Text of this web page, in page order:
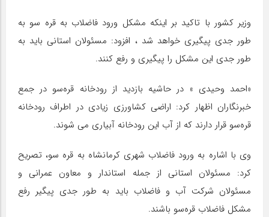
وزیر کشور با تاکید بر اینکه مشکل ورود فاضلاب به قره سو به
طور جدی پیگیری خواهد شد ، افزود: مسئولان استانی باید به
طور جدی این مشکل را پیگیری و رفع کنند.
«احمد وحیدی » در حاشیه بازدید از رودخانه قره‌سو در جمع
خبرنگاران اظهار کرد: اراضی کشاورزی زیادی در اطراف رودخانه
قره‌سو قرار دارند که از آب این رودخانه آبیاری می شوند.
وی با اشاره به ورود فاضلاب شهری کرمانشاه به قره سو، تصریح
کرد: مسئولان استانی از جمله استاندار و معاون عمرانی و
مسئولان شرکت آب و فاضلاب باید به طور جدی پیگیر رفع
مشکل فاضلاب قره‌سو باشند.